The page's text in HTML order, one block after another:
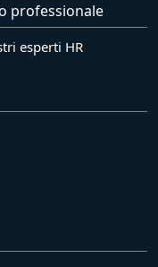
professionale
esperti HR